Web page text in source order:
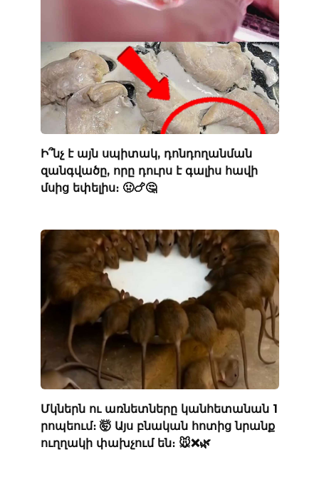
Ի՞նչ է այն սպիտակ, դոնդողանման
զանգվածը, որը դուրս է գալիս հավի
մսից եփելիս։ 🤢🍗🤔
Մկներն ու առնետները կանհետանան 1
րոպեում։ 🤯 Այս բնական հոտից նրանք
ուղղակի փախչում են։ 🐭❌🌿